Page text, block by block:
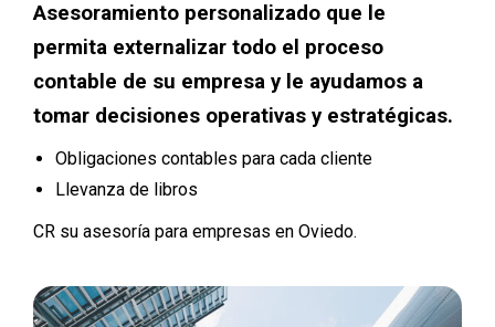
Asesoramiento personalizado que le
permita externalizar todo el proceso
contable de su empresa y le ayudamos a
tomar decisiones operativas y estratégicas.
Obligaciones contables para cada cliente
Llevanza de libros
CR su asesoría para empresas en Oviedo.